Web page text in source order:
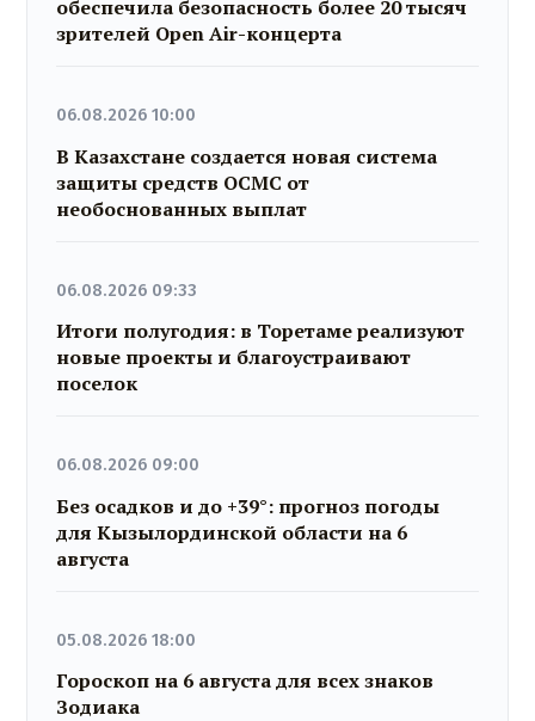
обеспечила безопасность более 20 тысяч
зрителей Open Air-концерта
06.08.2026 10:00
В Казахстане создается новая система
защиты средств ОСМС от
необоснованных выплат
06.08.2026 09:33
Итоги полугодия: в Торетаме реализуют
новые проекты и благоустраивают
поселок
06.08.2026 09:00
Без осадков и до +39°: прогноз погоды
для Кызылординской области на 6
августа
05.08.2026 18:00
Гороскоп на 6 августа для всех знаков
Зодиака